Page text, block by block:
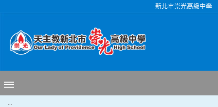
新北市崇光高級中學